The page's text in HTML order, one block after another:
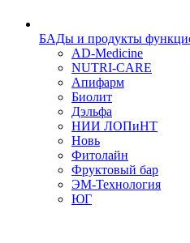
БАДы и продукты
AD-Medicine
NUTRI-CARE
Апифарм
Биолит
Дэльфа
НИИ ЛОПиНТ
Новь
Фитолайн
Фруктовый бар
ЭМ-Технология
ЮГ